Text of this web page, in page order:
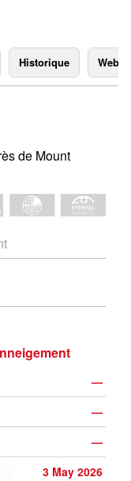
Historique
de Mount
—
—
—
3 May 2026